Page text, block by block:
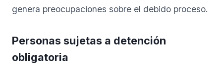
genera preocupaciones sobre el debido proceso.
Personas sujetas a detención
obligatoria